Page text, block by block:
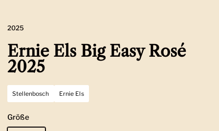
2025
Ernie Els Big Easy Rosé
2025
Stellenbosch Ernie Els
Größe